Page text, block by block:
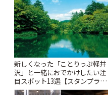
新しくなった「ことりっぷ軽井
沢」と一緒におでかけしたい注
目スポット13選【スタンプラリ
ー開催中】 | ことりっぷ